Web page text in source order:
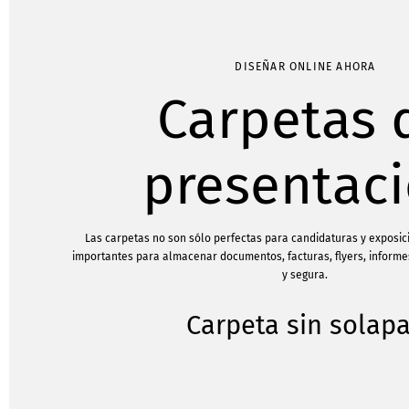
DISEÑAR ONLINE AHORA
Carpetas
Las carpetas no son sólo perfectas para candidaturas y
importantes para almacenar documentos, facturas, flyers,
y segura.
Carpeta sin